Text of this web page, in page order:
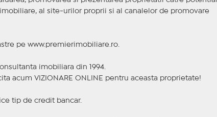
al site-urilor proprii si al canalelor de promovare
pe www.premierimobiliare.ro.
imobiliara din 1994.
acum VIZIONARE ONLINE pentru aceasta proprietate!
tip de credit bancar.